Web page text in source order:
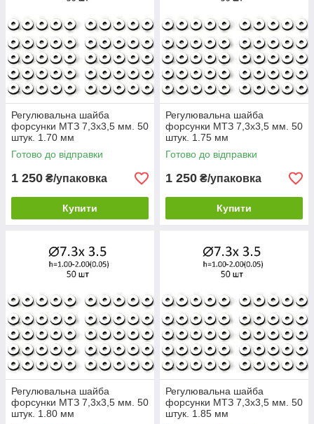
Регулювальна шайба
форсунки МТЗ 7,3х3,5 мм. 50
штук. 1.70 мм
Готово до відправки
1 250 ₴/упаковка
Купити
Регулювальна шайба
форсунки МТЗ 7,3х3,5 мм. 50
штук. 1.75 мм
Готово до відправки
1 250 ₴/упаковка
Купити
Регулювальна шайба
форсунки МТЗ 7,3х3,5 мм. 50
штук. 1.80 мм
Регулювальна шайба
форсунки МТЗ 7,3х3,5 мм. 50
штук. 1.85 мм